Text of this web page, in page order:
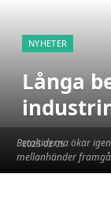
Betaltiderna ökar
mellanhänder
NYHETER
Långa
2025-02-05